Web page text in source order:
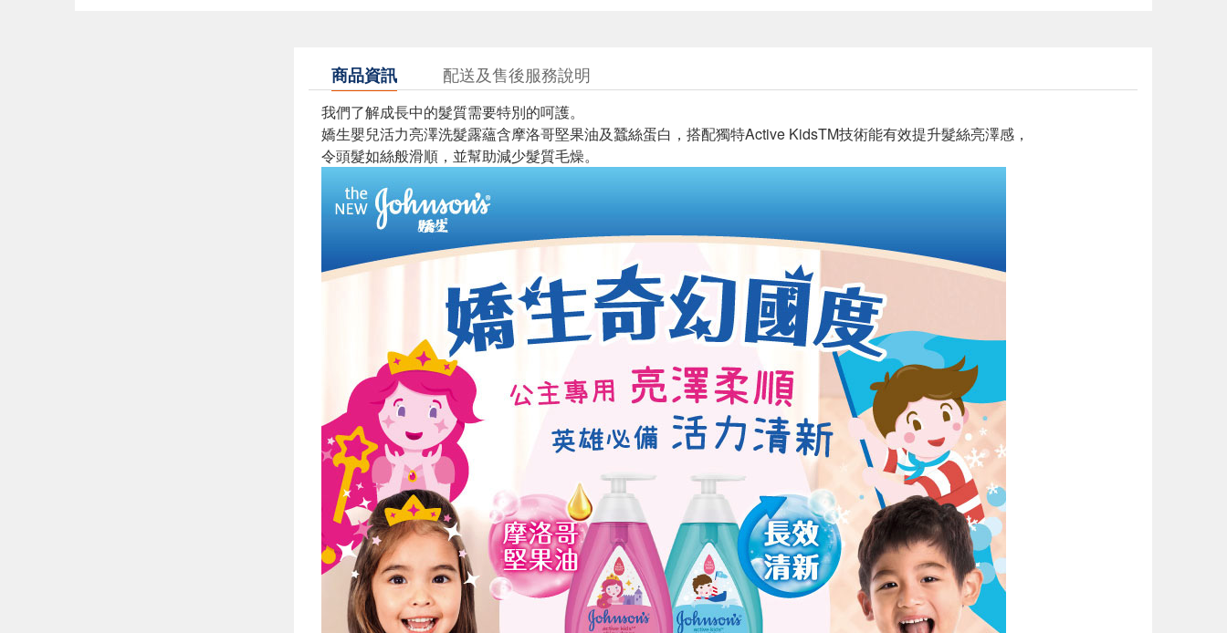
商品資訊 配送及售後服務說明
我們了解成長中的髮質需要特別的呵護。
嬌生嬰兒活力亮澤洗髮露蘊含摩洛哥堅果油及蠶絲蛋白，搭配獨特Active KidsTM技術能有效提升髮絲亮澤感，
令頭髮如絲般滑順，並幫助減少髮質毛燥。